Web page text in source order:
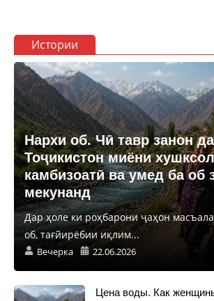
Истории
Нархи об. Чӣ тавр занон
Тоҷикистон миёни
камбизоатӣ ва умед ба об
мекунанд
Дар ҳоле ки роҳбарони ҷаҳон
об, тағйирёбии иқлим...
Вечерка 22.06.2026
Цена воды. Как